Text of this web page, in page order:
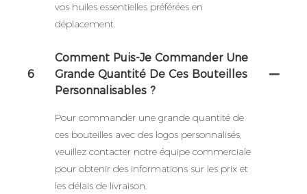
vos huiles essentielles préférées en
déplacement.
6
Comment Puis-Je Commander Une
Grande Quantité De Ces Bouteilles
Personnalisables ?
Pour commander une grande quantité de
ces bouteilles avec des logos personnalisés,
veuillez contacter notre équipe commerciale
pour obtenir des informations sur les prix et
les délais de livraison.